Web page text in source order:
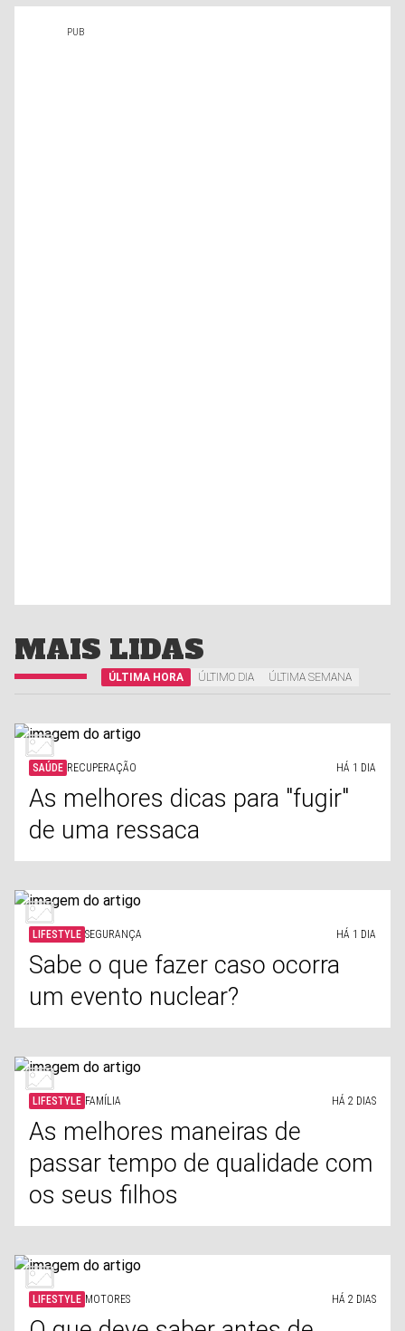
MAIS LIDAS
ÚLTIMA HORA ÚLTIMO DIA ÚLTIMA SEMANA
SAÚDE RECUPERAÇÃO HÁ 1 DIA
As melhores dicas para "fugir"
de uma ressaca
LIFESTYLE SEGURANÇA HÁ 1 DIA
Sabe o que fazer caso ocorra
um evento nuclear?
LIFESTYLE FAMÍLIA HÁ 2 DIAS
As melhores maneiras de
passar tempo de qualidade com
os seus filhos
LIFESTYLE MOTORES HÁ 2 DIAS